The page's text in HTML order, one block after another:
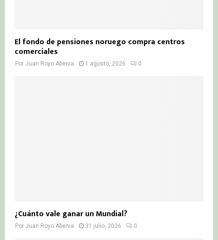
El fondo de pensiones noruego compra centros
comerciales
Por Juan Royo Abenia 1 agosto, 2026 0
¿Cuánto vale ganar un Mundial?
Por Juan Royo Abenia 31 julio, 2026 0